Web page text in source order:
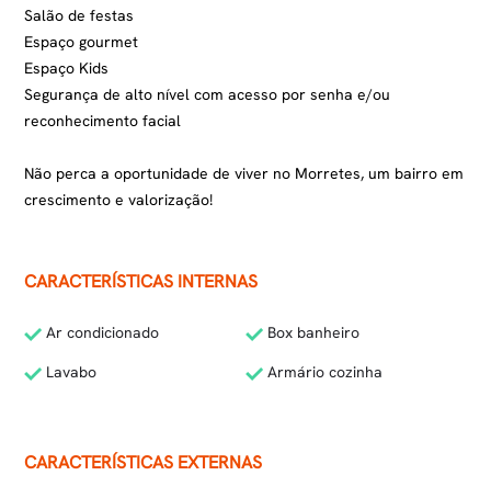
Salão de festas
Espaço gourmet
Espaço Kids
Segurança de alto nível com acesso por senha e/ou
reconhecimento facial
Não perca a oportunidade de viver no Morretes, um bairro em
crescimento e valorização!
CARACTERÍSTICAS INTERNAS
Ar condicionado
Box banheiro
Lavabo
Armário cozinha
CARACTERÍSTICAS EXTERNAS